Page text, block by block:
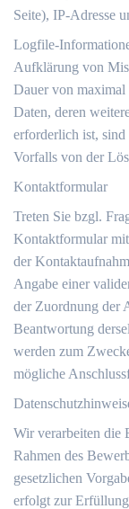
Seite), IP-Adresse
Logfile-
Aufklärung von
Dauer von maximal
Daten, deren
erforderlich ist,
Vorfalls von der
Kontaktformular
Treten Sie bzgl.
Kontaktformular
der
Angabe einer
der Zuordnung der
Beantwortung
werden zum
mögliche
Wir verarbeiten die
Rahmen des
gesetzlichen
erfolgt zur